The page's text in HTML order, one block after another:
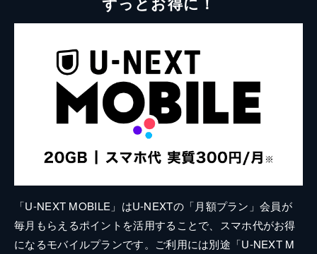
「U-NEXT MOBILE」はU-NEXTの「月額プラン」会員が
毎月もらえるポイントを活用することで、スマホ代がお得
になるモバイルプランです。ご利用には別途「U-NEXT M